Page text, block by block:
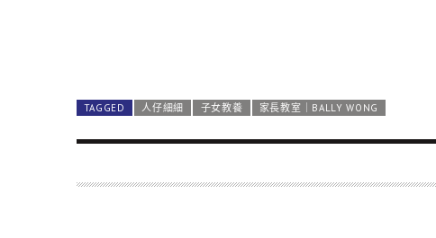
TAGGED 人仔細細 子女教養 家長教室｜BALLY WONG